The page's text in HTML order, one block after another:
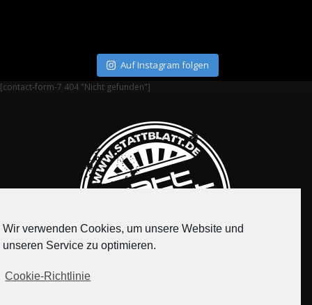
Auf Instagram folgen
[contact-form-7 404 "Nicht gefunden"]
Wir verwenden Cookies, um unsere Website und
unseren Service zu optimieren.
Cookie-Richtlinie